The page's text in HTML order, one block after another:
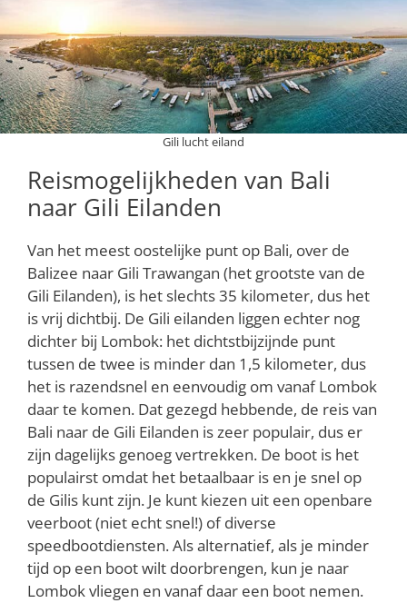
Gili lucht eiland
Reismogelijkheden van Bali
naar Gili Eilanden
Van het meest oostelijke punt op Bali, over de
Balizee naar Gili Trawangan (het grootste van de
Gili Eilanden), is het slechts 35 kilometer, dus het
is vrij dichtbij. De Gili eilanden liggen echter nog
dichter bij Lombok: het dichtstbijzijnde punt
tussen de twee is minder dan 1,5 kilometer, dus
het is razendsnel en eenvoudig om vanaf Lombok
daar te komen. Dat gezegd hebbende, de reis van
Bali naar de Gili Eilanden is zeer populair, dus er
zijn dagelijks genoeg vertrekken. De boot is het
populairst omdat het betaalbaar is en je snel op
de Gilis kunt zijn. Je kunt kiezen uit een openbare
veerboot (niet echt snel!) of diverse
speedbootdiensten. Als alternatief, als je minder
tijd op een boot wilt doorbrengen, kun je naar
Lombok vliegen en vanaf daar een boot nemen.